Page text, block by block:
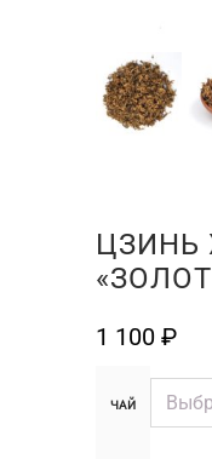
ЦЗИНЬ
1 100 ₽
ЧАЙ